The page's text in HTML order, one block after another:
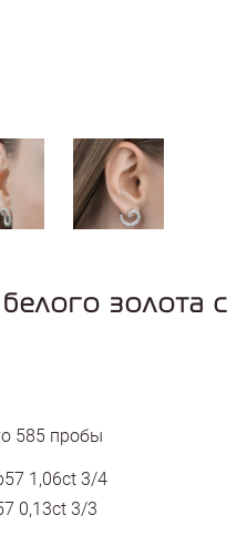
золота с
585 пробы
1,06ct 3/4
0,13ct 3/3